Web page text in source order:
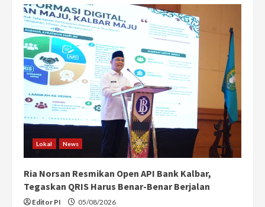
Lokal News
Ria Norsan Resmikan Open API Bank Kalbar,
Tegaskan QRIS Harus Benar-Benar Berjalan
Editor PI 05/08/2026